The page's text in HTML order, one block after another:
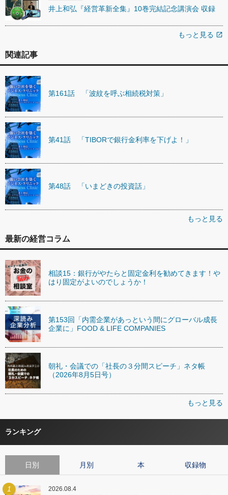
井上和弘『経営革新全集』10巻完結記念講演会 収録
もっと見る open_in_new
関連記事
第161話 「波紋を呼ぶ相続税対策」
第41話 「TIBORで銀行金利率を下げよ！」
第48話 「いまどきの投資話」
もっと見る
最新の経営コラム
相談15：銀行がやたらと固定金利を勧めてきます！や
はり固定がよいのでしょうか！
第153回「内需企業があっという間にグローバル成長
企業に」FOOD & LIFE COMPANIES
朝礼・会議での「社長の３分間スピーチ」ネタ帳
（2026年8月5日号）
もっと見る
ランキング
日別 月別 本 収録物
1 2026.08.4